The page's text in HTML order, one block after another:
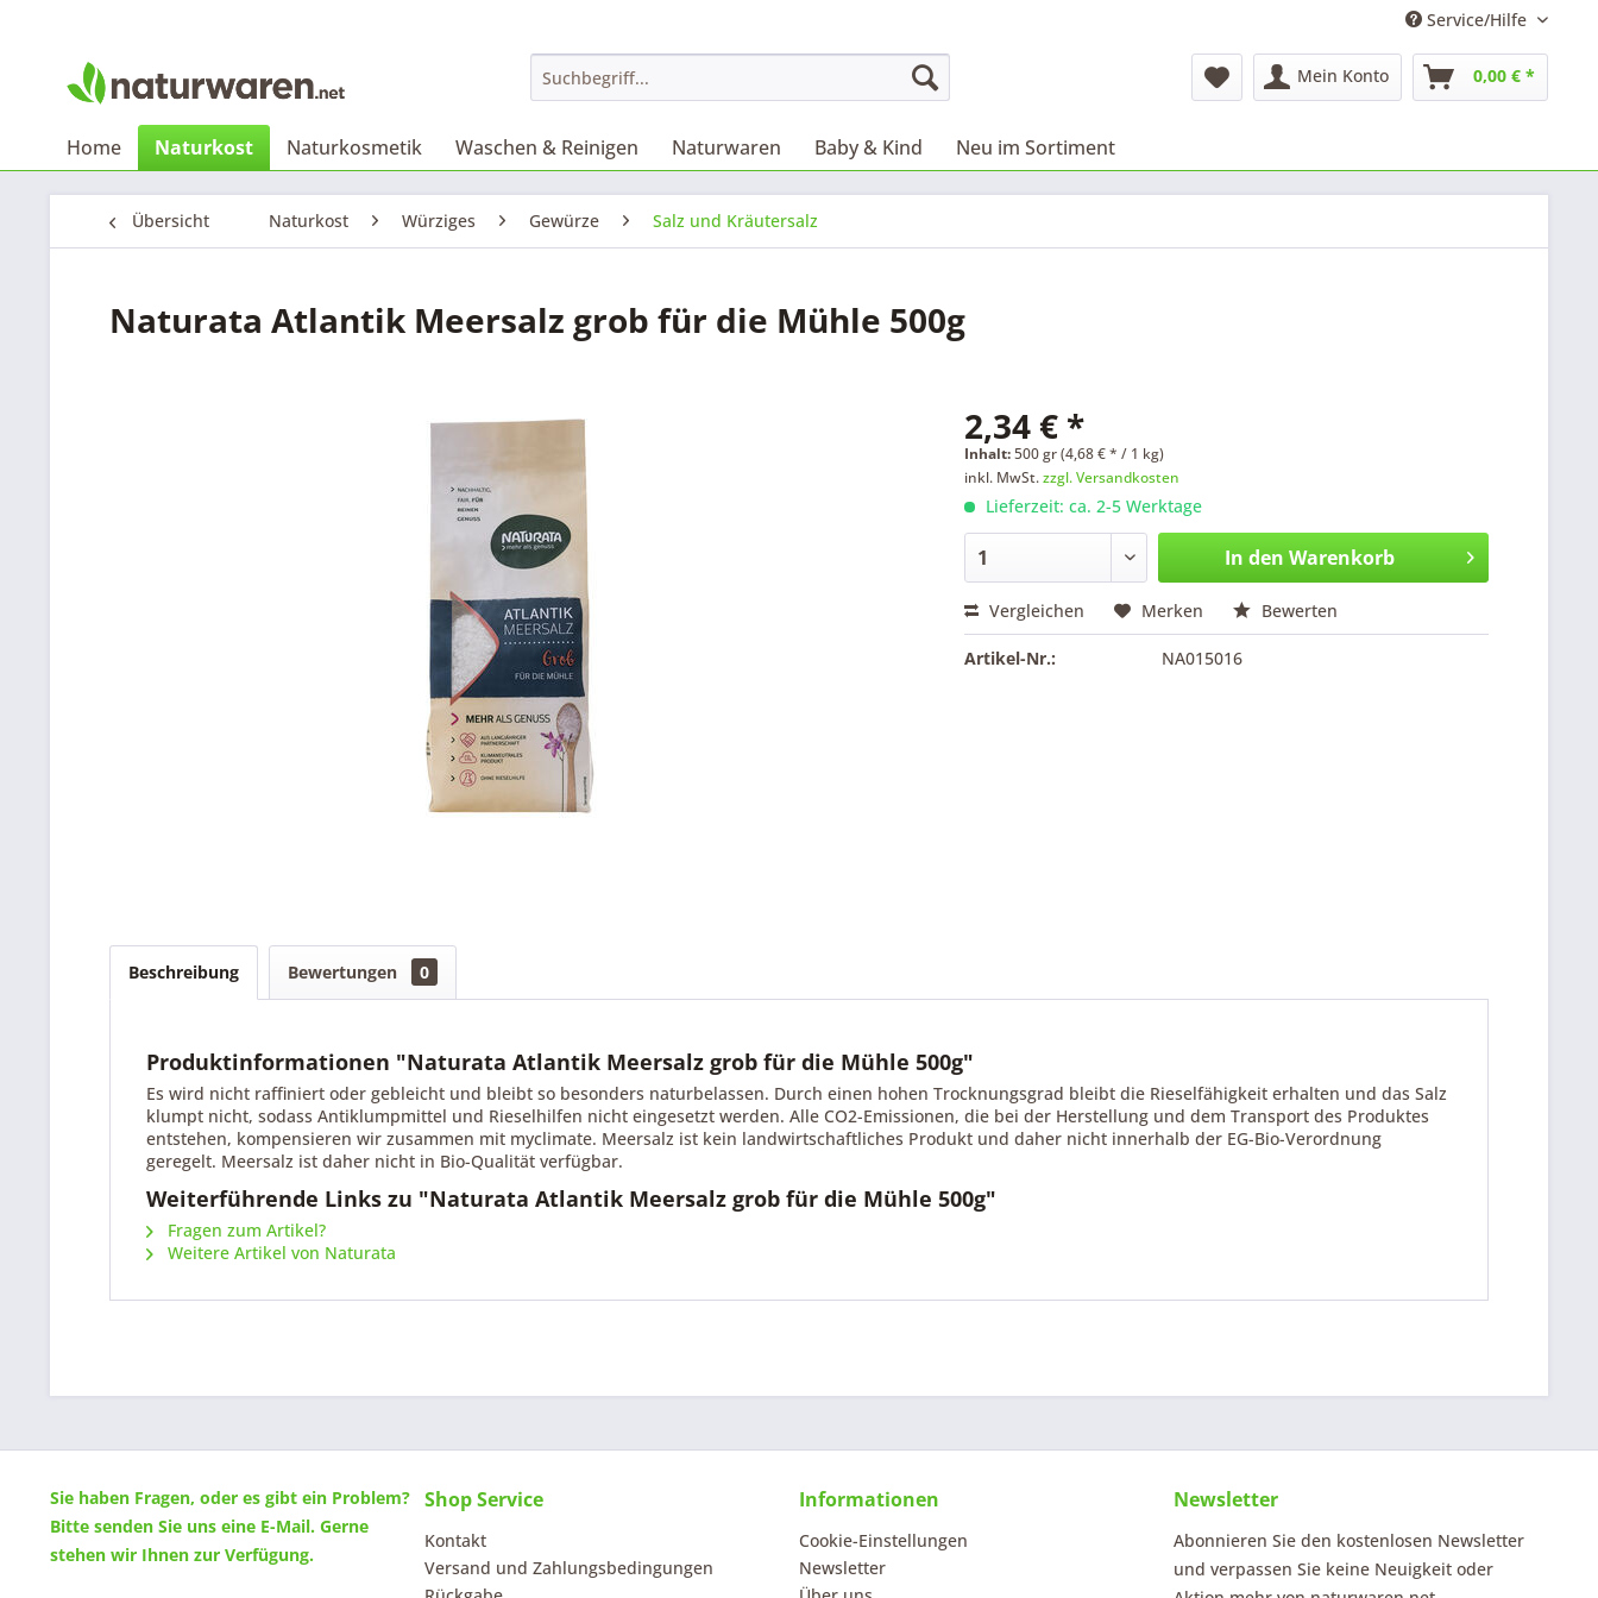
Service/Hilfe
Mein Konto 0,00 € *
Home Naturkost Naturkosmetik Waschen & Reinigen Naturwaren Baby & Kind Neu im Sortiment
Übersicht Naturkost Würziges Gewürze Salz und Kräutersalz
Naturata Atlantik Meersalz grob für die Mühle 500g
2,34 € *
Inhalt:500 gr (4,68 € * / 1 kg)
inkl. MwSt.zzgl. Versandkosten
Lieferzeit: ca. 2-5 Werktage
In den Warenkorb
Vergleichen Merken Bewerten
Artikel-Nr.: NA015016
Beschreibung Bewertungen 0
Produktinformationen "Naturata Atlantik Meersalz grob für die Mühle 500g"
Es wird nicht raffiniert oder gebleicht und bleibt so besonders naturbelassen. Durch einen hohen Trocknungsgrad bleibt die Rieselfähigkeit erhalten und das Salz
klumpt nicht, sodass Antiklumpmittel und Rieselhilfen nicht eingesetzt werden. Alle CO2-Emissionen, die bei der Herstellung und dem Transport des Produktes
entstehen, kompensieren wir zusammen mit myclimate. Meersalz ist kein landwirtschaftliches Produkt und daher nicht innerhalb der EG-Bio-Verordnung
geregelt. Meersalz ist daher nicht in Bio-Qualität verfügbar.
Weiterführende Links zu "Naturata Atlantik Meersalz grob für die Mühle 500g"
Fragen zum Artikel?
Weitere Artikel von Naturata
Sie haben Fragen, oder es gibt ein Problem?
Bitte senden Sie uns eine E-Mail. Gerne
stehen wir Ihnen zur Verfügung.
Shop Service
Kontakt
Versand und Zahlungsbedingungen
Informationen
Cookie-Einstellungen
Newsletter
Newsletter
Abonnieren Sie den kostenlosen Newsletter
und verpassen Sie keine Neuigkeit oder